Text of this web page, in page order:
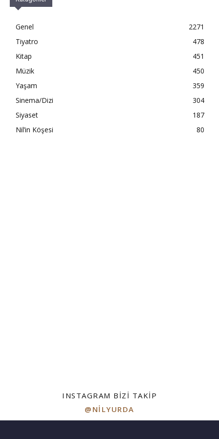
Genel
2271
Tiyatro
478
Kitap
451
Müzik
450
Yaşam
359
Sinema/Dizi
304
Siyaset
187
Nil’in Köşesi
80
INSTAGRAM BIZI TAKIP
@NILYURDA